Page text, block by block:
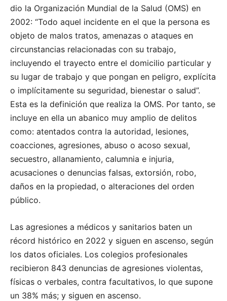
dio la Organización Mundial de la Salud (OMS) en
2002: “Todo aquel incidente en el que la persona es
objeto de malos tratos, amenazas o ataques en
circunstancias relacionadas con su trabajo,
incluyendo el trayecto entre el domicilio particular y
su lugar de trabajo y que pongan en peligro, explícita
o implícitamente su seguridad, bienestar o salud”.
Esta es la definición que realiza la OMS. Por tanto, se
incluye en ella un abanico muy amplio de delitos
como: atentados contra la autoridad, lesiones,
coacciones, agresiones, abuso o acoso sexual,
secuestro, allanamiento, calumnia e injuria,
acusaciones o denuncias falsas, extorsión, robo,
daños en la propiedad, o alteraciones del orden
público.
Las agresiones a médicos y sanitarios baten un
récord histórico en 2022 y siguen en ascenso, según
los datos oficiales. Los colegios profesionales
recibieron 843 denuncias de agresiones violentas,
físicas o verbales, contra facultativos, lo que supone
un 38% más; y siguen en ascenso.